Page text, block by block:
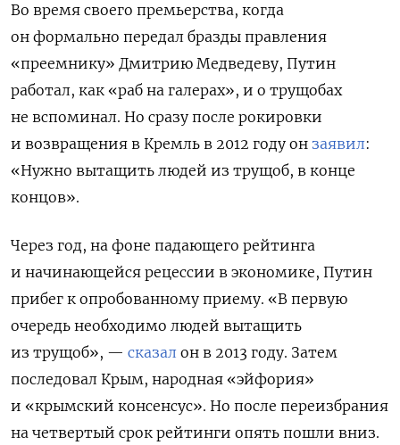
Во время своего премьерства, когда
он формально передал бразды правления
«преемнику» Дмитрию Медведеву, Путин
работал, как «раб на галерах», и о трущобах
не вспоминал. Но сразу после рокировки
и возвращения в Кремль в 2012 году он заявил:
«Нужно вытащить людей из трущоб, в конце
концов».
Через год, на фоне падающего рейтинга
и начинающейся рецессии в экономике, Путин
прибег к опробованному приему. «В первую
очередь необходимо людей вытащить
из трущоб», — сказал он в 2013 году. Затем
последовал Крым, народная «эйфория»
и «крымский консенсус». Но после переизбрания
на четвертый срок рейтинги опять пошли вниз.